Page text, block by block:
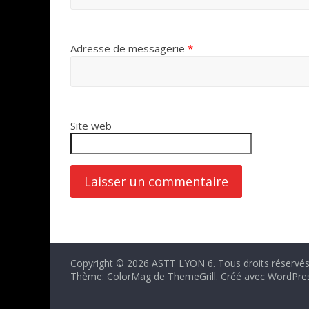
Adresse de messagerie *
Site web
Copyright © 2026 ASTT LYON 6. Tous droits
Thème: ColorMag de ThemeGrill. Créé avec